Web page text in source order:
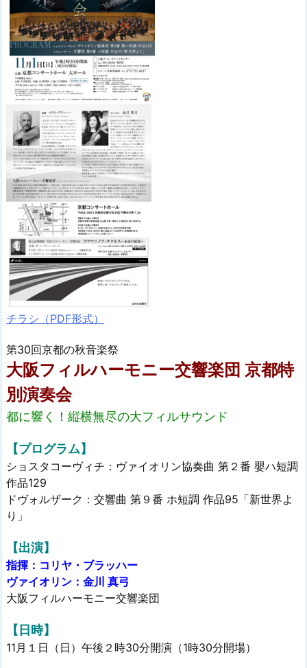
チラシ（PDF形式）
第30回京都の秋音楽祭
大阪フィルハーモニー交響楽団 京都特
別演奏会
都に響く！縦横無尽の大フィルサウンド
【プログラム】
ショスタコーヴィチ：ヴァイオリン協奏曲 第２番 嬰ハ短調
作品129
ドヴォルザーク：交響曲 第９番 ホ短調 作品95「新世界よ
り」
【出演】
指揮：コリヤ・ブラッハー
ヴァイオリン：金川 真弓
大阪フィルハーモニー交響楽団
【日時】
11月１日（日）午後２時30分開演（1時30分開場）